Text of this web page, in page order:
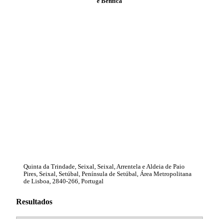
Quinta da Trindade, Seixal, Seixal, Arrentela e Aldeia de Paio
Pires, Seixal, Setúbal, Península de Setúbal, Área Metropolitana
de Lisboa, 2840-266, Portugal
Resultados